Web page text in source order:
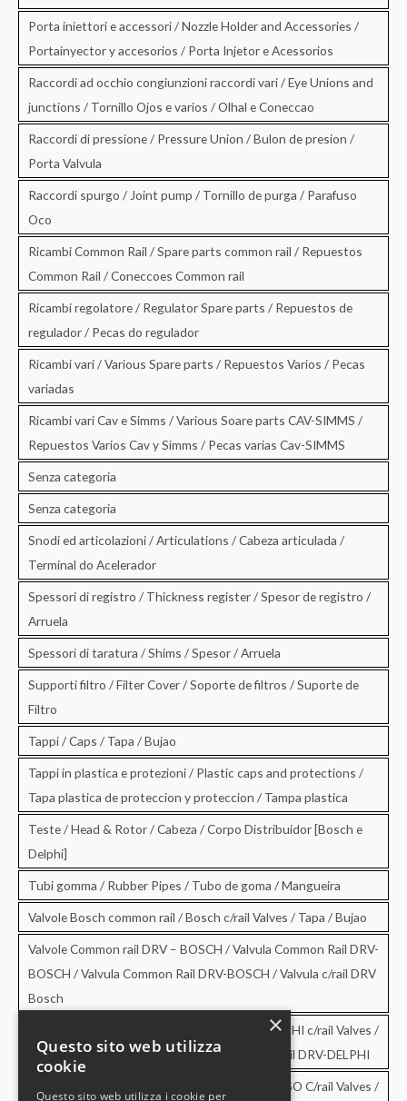
Porta iniettori e accessori / Nozzle Holder and Accessories /
Portainyector y accesorios / Porta Injetor e Acessorios
Raccordi ad occhio congiunzioni raccordi vari / Eye Unions and
junctions / Tornillo Ojos e varios / Olhal e Coneccao
Raccordi di pressione / Pressure Union / Bulon de presion /
Porta Valvula
Raccordi spurgo / Joint pump / Tornillo de purga / Parafuso
Oco
Ricambi Common Rail / Spare parts common rail / Repuestos
Common Rail / Coneccoes Common rail
Ricambi regolatore / Regulator Spare parts / Repuestos de
regulador / Pecas do regulador
Ricambi vari / Various Spare parts / Repuestos Varios / Pecas
variadas
Ricambi vari Cav e Simms / Various Soare parts CAV-SIMMS /
Repuestos Varios Cav y Simms / Pecas varias Cav-SIMMS
Senza categoria
Senza categoria
Snodi ed articolazioni / Articulations / Cabeza articulada /
Terminal do Acelerador
Spessori di registro / Thickness register / Spesor de registro /
Arruela
Spessori di taratura / Shims / Spesor / Arruela
Supporti filtro / Filter Cover / Soporte de filtros / Suporte de
Filtro
Tappi / Caps / Tapa / Bujao
Tappi in plastica e protezioni / Plastic caps and protections /
Tapa plastica de proteccion y proteccion / Tampa plastica
Teste / Head & Rotor / Cabeza / Corpo Distribuidor [Bosch e
Delphi]
Tubi gomma / Rubber Pipes / Tubo de goma / Mangueira
Valvole Bosch common rail / Bosch c/rail Valves / Tapa / Bujao
Valvole Common rail DRV – BOSCH / Valvula Common Rail DRV-
BOSCH / Valvula Common Rail DRV-BOSCH / Valvula c/rail DRV
Bosch
Valvole Common rail DRV – DELPHI / DRV-DELPHI c/rail Valves /
Valvula Common Rail DRV-DELPHI / Valvula c/rail DRV-DELPHI
Valvole Common rail DRV – DENSO / DRV-DENSO C/rail Valves /
×
Questo sito web utilizza
cookie
Questo sito web utilizza i cookie per